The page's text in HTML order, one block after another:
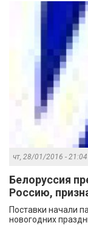
чт, 28/01/2016 - 21:04
Белоруссия
Россию,
Поставки начали
новогодних